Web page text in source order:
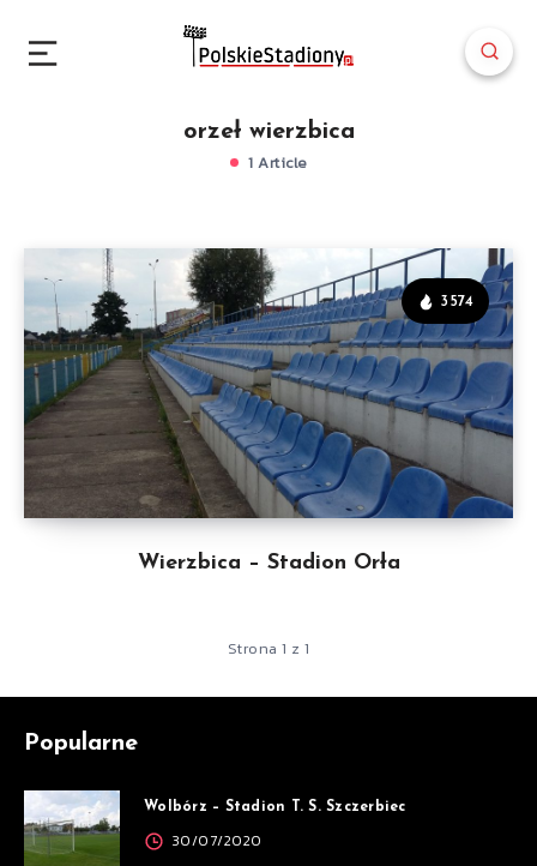
orzeł wierzbica
1 Article
Wierzbica – Stadion Orła
3574
Strona 1 z 1
Popularne
Wolbórz – Stadion T. S. Szczerbiec
30/07/2020